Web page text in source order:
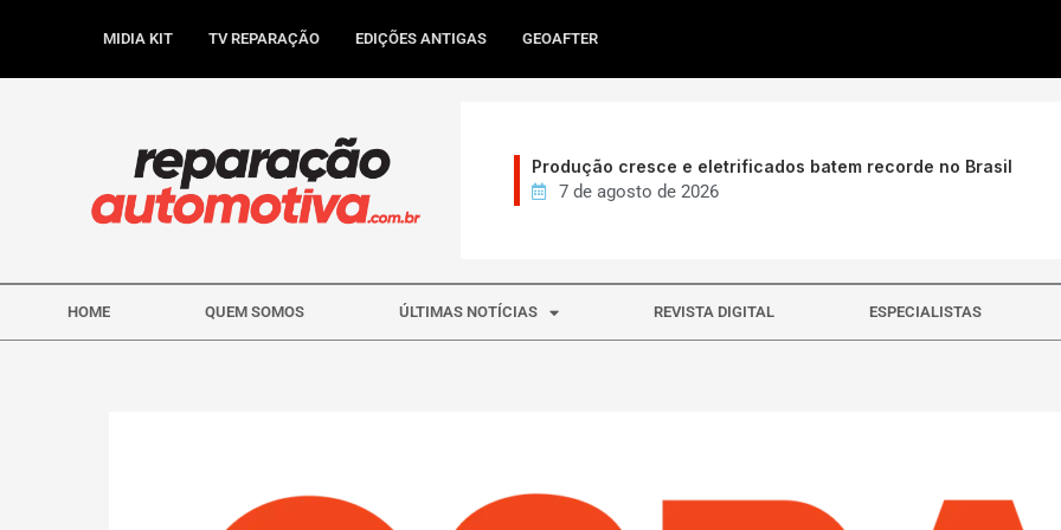
MIDIA KIT TV REPARAÇÃO EDIÇÕES ANTIGAS GEOAFTER
Produção cresce e eletrificados batem recorde no Brasil
7 de agosto de 2026
HOME QUEM SOMOS ÚLTIMAS NOTÍCIAS REVISTA DIGITAL ESPECIALISTAS